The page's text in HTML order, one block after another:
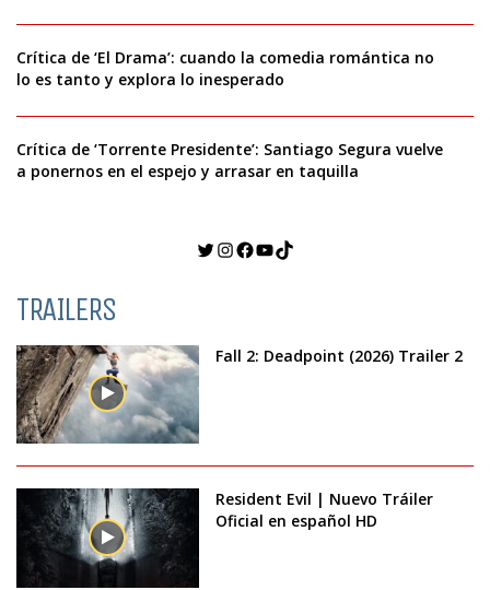
Crítica de ‘El Drama’: cuando la comedia romántica no
lo es tanto y explora lo inesperado
Crítica de ‘Torrente Presidente’: Santiago Segura vuelve
a ponernos en el espejo y arrasar en taquilla
Twitter
Instagram
Facebook
YouTube
TikTok
TRAILERS
Fall 2: Deadpoint (2026) Trailer 2
Resident Evil | Nuevo Tráiler
Oficial en español HD